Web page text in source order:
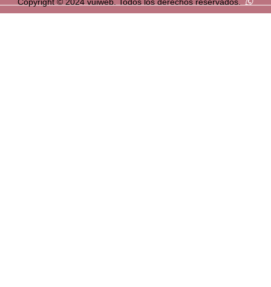
Copyright © 2024 vuiweb. Todos los derechos reservados.